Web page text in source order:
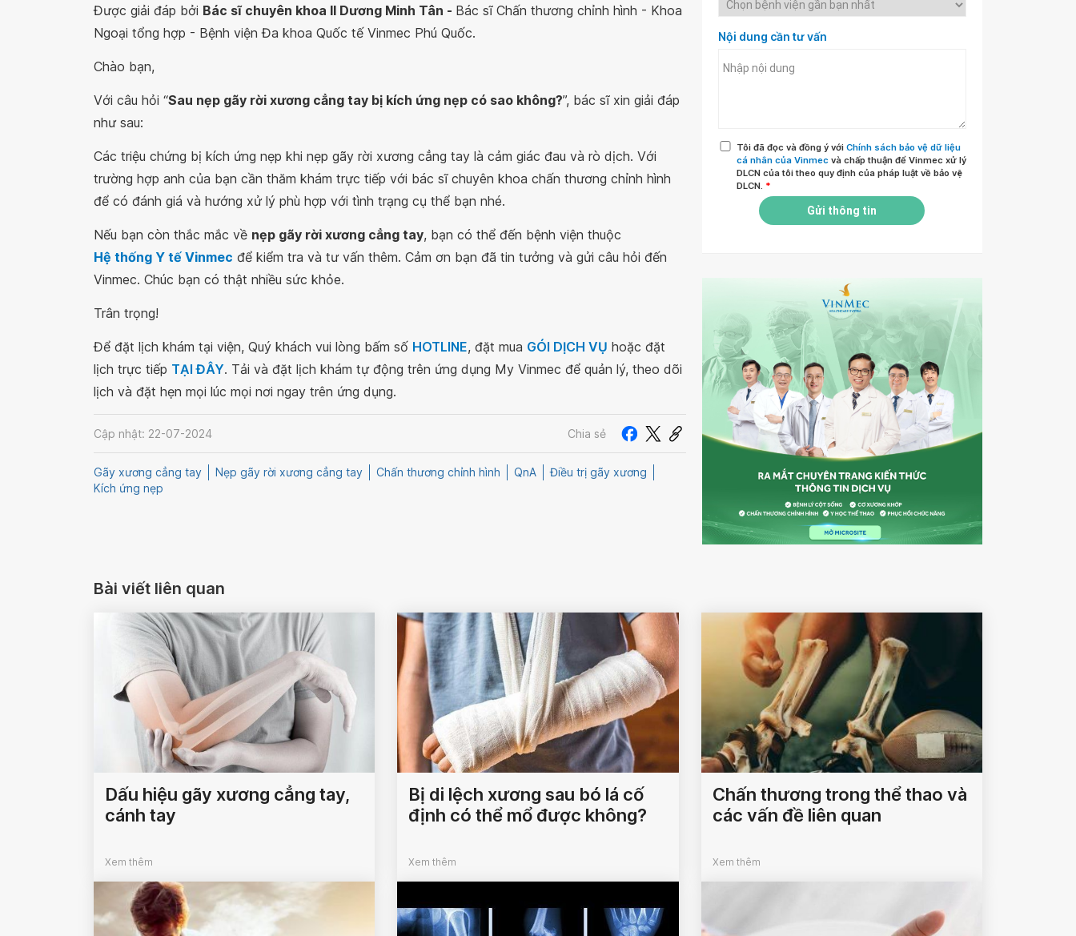
Được giải đáp bởi Bác sĩ chuyên khoa II Dương Minh Tân - Bác sĩ Chấn thương chỉnh hình - Khoa
Ngoại tổng hợp - Bệnh viện Đa khoa Quốc tế Vinmec Phú Quốc.
Chào bạn,
Với câu hỏi “Sau nẹp gãy rời xương cẳng tay bị kích ứng nẹp có sao không?”, bác sĩ xin giải đáp
như sau:
Các triệu chứng bị kích ứng nẹp khi nẹp gãy rời xương cẳng tay là cảm giác đau và rò dịch. Với
trường hợp anh của bạn cần thăm khám trực tiếp với bác sĩ chuyên khoa chấn thương chỉnh hình
để có đánh giá và hướng xử lý phù hợp với tình trạng cụ thể bạn nhé.
Nếu bạn còn thắc mắc về nẹp gãy rời xương cẳng tay, bạn có thể đến bệnh viện thuộc
Hệ thống Y tế Vinmec để kiểm tra và tư vấn thêm. Cảm ơn bạn đã tin tưởng và gửi câu hỏi đến
Vinmec. Chúc bạn có thật nhiều sức khỏe.
Trân trọng!
Để đặt lịch khám tại viện, Quý khách vui lòng bấm số HOTLINE, đặt mua GÓI DỊCH VỤ hoặc đặt
lịch trực tiếp TẠI ĐÂY. Tải và đặt lịch khám tự động trên ứng dụng My Vinmec để quản lý, theo dõi
lịch và đặt hẹn mọi lúc mọi nơi ngay trên ứng dụng.
Cập nhật: 22-07-2024 Chia sẻ
Gãy xương cẳng tay Nẹp gãy rời xương cẳng tay Chấn thương chỉnh hình QnA
Điều trị gãy xương
Kích ứng nẹp
Nội dung cần tư vấn
Tôi đã đọc và đồng ý với Chính sách bảo vệ dữ liệu
cá nhân của Vinmec và chấp thuận để Vinmec xử lý
DLCN của tôi theo quy định của pháp luật về bảo vệ
DLCN. *
Gửi thông tin
Bài viết liên quan
Dấu hiệu gãy xương cẳng tay,
cánh tay
Xem thêm
Bị di lệch xương sau bó lá cố
định có thể mổ được không?
Xem thêm
Chấn thương trong thể thao và
các vấn đề liên quan
Xem thêm